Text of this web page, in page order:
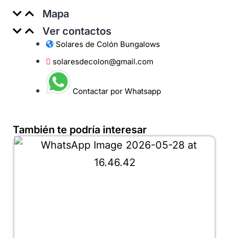
Mapa
Ver contactos
Solares de Colón Bungalows
solaresdecolon@gmail.com
Contactar por Whatsapp
También te podría interesar